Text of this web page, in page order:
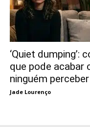
‘Quiet
que pode acabar
ninguém perceber
Jade Lourenço